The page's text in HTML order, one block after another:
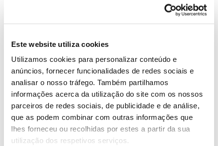
Este website utiliza cookies
Utilizamos cookies para personalizar conteúdo e
anúncios, fornecer funcionalidades de redes sociais e
analisar o nosso tráfego. Também partilhamos
informações acerca da utilização do site com os nossos
parceiros de redes sociais, de publicidade e de análise,
que as podem combinar com outras informações que
lhes forneceu ou recolhidas por estes a partir da sua
utilização dos respetivos serviços.
Freguesia de Figueiró da Serra, em Gouveia. A
iniciativa é do Estrela Geopark, é necessária
euros, que inclui seguro e lanche no final da
caminhada.
Saber mais
13.07.2026
Genoma do priolo e de outras espécies em risco: